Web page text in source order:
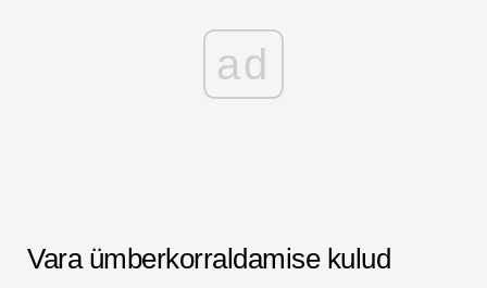
ad
Vara ümberkorraldamise kulud